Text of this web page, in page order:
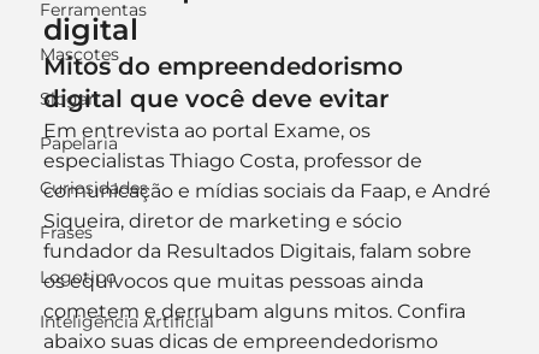
Ferramentas
Mascotes
Slogan
Papelaria
Curiosidades
Frases
Logotipo
Inteligência Artificial
digital
Mitos do empreendedorismo
digital que você deve evitar
Em entrevista ao portal Exame, os
especialistas Thiago Costa, professor de
comunicação e mídias sociais da Faap, e André
Siqueira, diretor de marketing e sócio
fundador da Resultados Digitais, falam sobre
os equívocos que muitas pessoas ainda
cometem e derrubam alguns mitos. Confira
abaixo suas dicas de empreendedorismo